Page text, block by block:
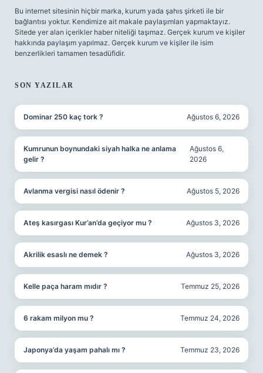
Bu internet sitesinin hiçbir marka, kurum yada şahıs şirketi ile bir
bağlantısı yoktur. Kendimize ait makale paylaşımları yapmaktayız.
Sitede yer alan içerikler haber niteliği taşımaz. Gerçek kurum ve kişiler
hakkında paylaşım yapılmaz. Gerçek kurum ve kişiler ile isim
benzerlikleri tamamen tesadüfidir.
SON YAZILAR
Dominar 250 kaç tork ? Ağustos 6, 2026
Kumrunun boynundaki siyah halka ne anlama
gelir ?
Ağustos 6,
2026
Avlanma vergisi nasıl ödenir ? Ağustos 5, 2026
Ateş kasırgası Kur’an’da geçiyor mu ? Ağustos 3, 2026
Akrilik esaslı ne demek ? Ağustos 3, 2026
Kelle paça haram mıdır ? Temmuz 25, 2026
6 rakam milyon mu ? Temmuz 24, 2026
Japonya’da yaşam pahalı mı ? Temmuz 23, 2026